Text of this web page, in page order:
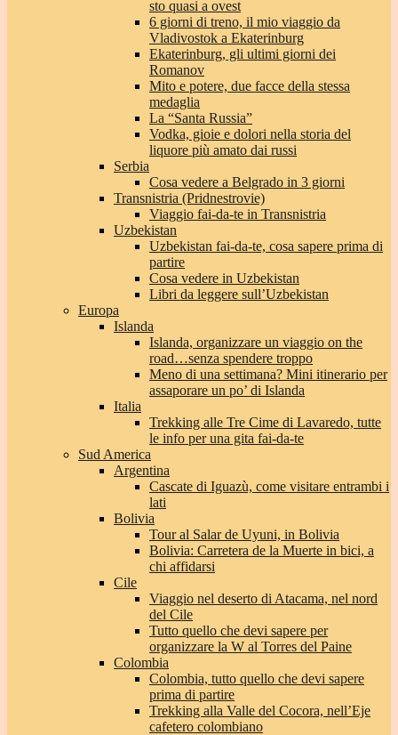
sto quasi a ovest
6 giorni di treno, il mio viaggio da
Vladivostok a Ekaterinburg
Ekaterinburg, gli ultimi giorni dei
Romanov
Mito e potere, due facce della stessa
medaglia
La “Santa Russia”
Vodka, gioie e dolori nella storia del
liquore più amato dai russi
Serbia
Cosa vedere a Belgrado in 3 giorni
Transnistria (Pridnestrovie)
Viaggio fai-da-te in Transnistria
Uzbekistan
Uzbekistan fai-da-te, cosa sapere prima di
partire
Cosa vedere in Uzbekistan
Libri da leggere sull’Uzbekistan
Europa
Islanda
Islanda, organizzare un viaggio on the
road…senza spendere troppo
Meno di una settimana? Mini itinerario per
assaporare un po’ di Islanda
Italia
Trekking alle Tre Cime di Lavaredo, tutte
le info per una gita fai-da-te
Sud America
Argentina
Cascate di Iguazù, come visitare entrambi i
lati
Bolivia
Tour al Salar de Uyuni, in Bolivia
Bolivia: Carretera de la Muerte in bici, a
chi affidarsi
Cile
Viaggio nel deserto di Atacama, nel nord
del Cile
Tutto quello che devi sapere per
organizzare la W al Torres del Paine
Colombia
Colombia, tutto quello che devi sapere
prima di partire
Trekking alla Valle del Cocora, nell’Eje
cafetero colombiano